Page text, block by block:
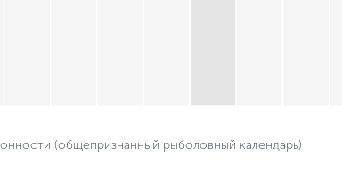
(общепризнанный рыболовный календарь)